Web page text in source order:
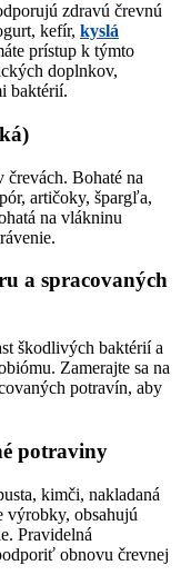
zdravú črevnú
kefír, kyslá
prístup k týmto
doplnkov,
baktérií.
črevách. Bohaté na
artičoky, špargľa,
na vlákninu
a spracovaných
škodlivých baktérií a
Zamerajte sa na
potravín, aby
potraviny
kimči, nakladaná
výrobky, obsahujú
Pravidelná
obnovu črevnej